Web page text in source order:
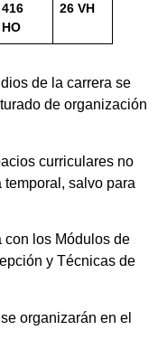
416
HO
26 VH
de la carrera se
de organización
curriculares no
salvo para
con los Módulos de
y Técnicas de
organizarán en el